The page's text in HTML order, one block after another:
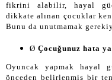
fikrini alabilir, hayal
dikkate alınan çocuklar
Bunu da unutmamak
Ø Çocuğunuz hata
Oyuncak yapmak hayal
önceden belirlenmiş bir